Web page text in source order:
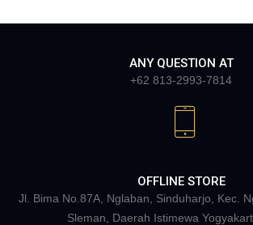
ANY QUESTION AT
+62 813-2993-7814
OFFLINE STORE
Jl. Bima No.87A, Nglaban, Sinduharjo, Kec.
Sleman, Daerah Istimewa